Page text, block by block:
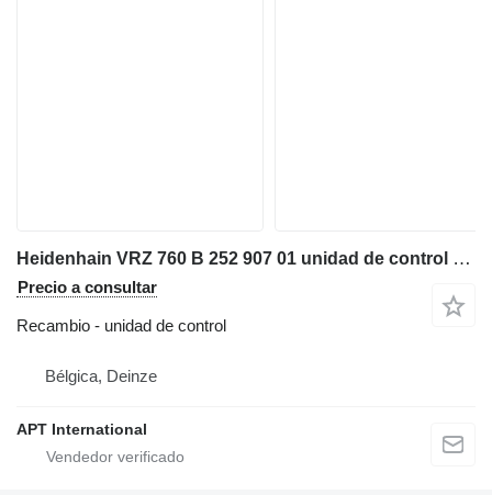
Heidenhain VRZ 760 B 252 907 01 unidad de control para maquinaria industrial
Precio a consultar
Recambio - unidad de control
Bélgica, Deinze
APT International